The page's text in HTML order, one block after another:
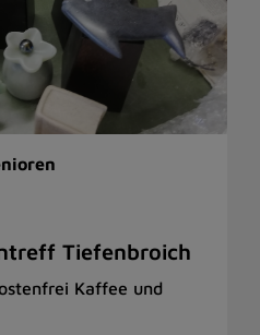
Tiefenbroich
Kaffee und